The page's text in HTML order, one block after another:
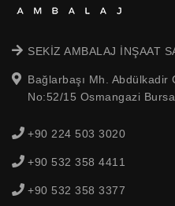
SEKİZ AMBALAJ İNŞAAT
Bağlarbaşı Mh. Abdülkadir
No:52/15 Osmangazi Bursa
+90 224 503 3020
+90 532 358 4411
+90 532 358 3377